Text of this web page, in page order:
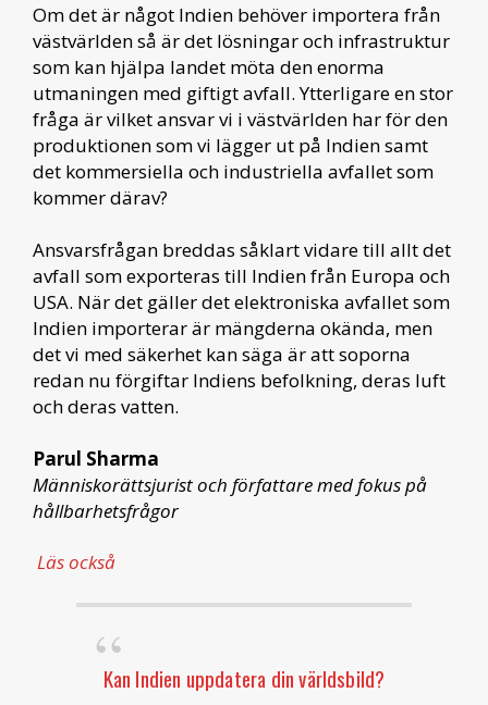
Om det är något Indien behöver importera från
västvärlden så är det lösningar och infrastruktur
som kan hjälpa landet möta den enorma
utmaningen med giftigt avfall. Ytterligare en stor
fråga är vilket ansvar vi i västvärlden har för den
produktionen som vi lägger ut på Indien samt
det kommersiella och industriella avfallet som
kommer därav?
Ansvarsfrågan breddas såklart vidare till allt det
avfall som exporteras till Indien från Europa och
USA. När det gäller det elektroniska avfallet som
Indien importerar är mängderna okända, men
det vi med säkerhet kan säga är att soporna
redan nu förgiftar Indiens befolkning, deras luft
och deras vatten.
Parul Sharma
Människorättsjurist och författare med fokus på
hållbarhetsfrågor
Läs också
Kan Indien uppdatera din världsbild?